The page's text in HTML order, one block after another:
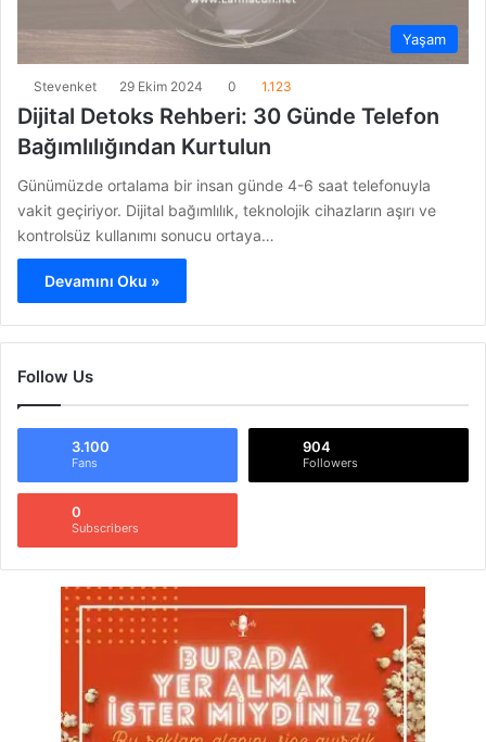
Yaşam
Stevenket 29 Ekim 2024 0 1.123
Dijital Detoks Rehberi: 30 Günde Telefon
Bağımlılığından Kurtulun
Günümüzde ortalama bir insan günde 4-6 saat telefonuyla
vakit geçiriyor. Dijital bağımlılık, teknolojik cihazların aşırı ve
kontrolsüz kullanımı sonucu ortaya…
Devamını Oku »
Follow Us
3.100
Fans
904
Followers
0
Subscribers